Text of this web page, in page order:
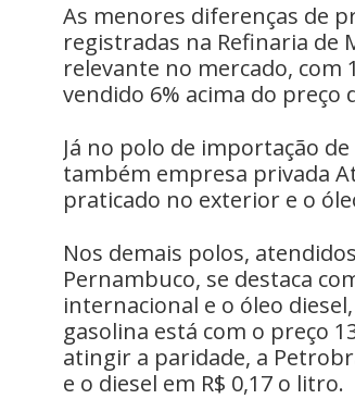
As menores diferenças de
registradas na Refinaria de
relevante no mercado, com
vendido 6% acima do preço
Já no polo de importação
também empresa privada
praticado no exterior e o
Nos demais polos,
Pernambuco, se destaca
internacional e o óleo
gasolina está com o preço
atingir a paridade, a
e o diesel em R$ 0,17 o litro.